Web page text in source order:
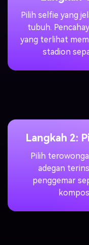
Pilih selfie yang
tubuh.
yang terlihat
stadion
Langkah 2:
Pilih
adegan
penggemar